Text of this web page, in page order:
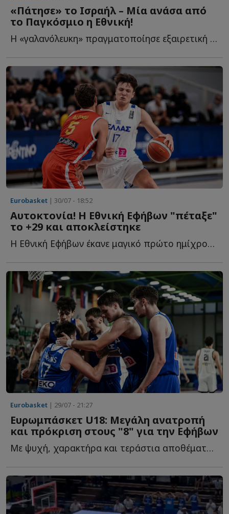
«Πάτησε» το Ισραήλ – Μία ανάσα από
το Παγκόσμιο η Εθνική!
Η «γαλανόλευκη» πραγματοποίησε εξαιρετική εμφάνιση, κ...
Eurobasket | 30/07 - 18:52
Αυτοκτονία! Η Εθνική Εφήβων "πέταξε"
το +29 και αποκλείστηκε
Η Εθνική Εφήβων έκανε μαγικό πρώτο ημίχρονο, αλλά καταστροφικό δ...
Eurobasket | 29/07 - 21:27
Ευρωμπάσκετ U18: Μεγάλη ανατροπή
και πρόκριση στους "8" για την Εφήβων
Με ψυχή, χαρακτήρα και τεράστια αποθέματα ενέργειας, η...